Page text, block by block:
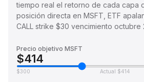
tiempo real el retorno de cada capa
posición directa en MSFT, ETF
CALL strike $30 vencimiento octubre
Precio objetivo MSFT
$414
$300 Actual $414